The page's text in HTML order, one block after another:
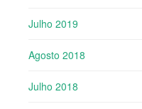
Julho 2019
Agosto 2018
Julho 2018